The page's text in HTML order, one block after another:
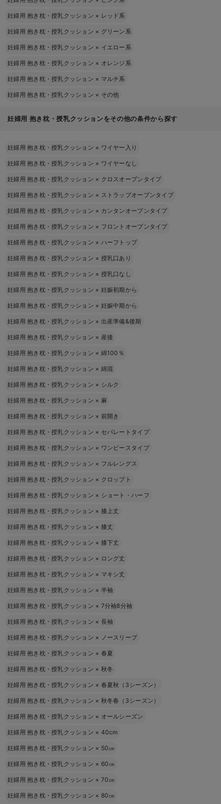
妊婦用 抱き枕・授乳クッション × レッド系
妊婦用 抱き枕・授乳クッション × グリーン系
妊婦用 抱き枕・授乳クッション × イエロー系
妊婦用 抱き枕・授乳クッション × オレンジ系
妊婦用 抱き枕・授乳クッション × マルチ系
妊婦用 抱き枕・授乳クッション × その他
妊婦用 抱き枕・授乳クッションをその他の条件から探す
妊婦用 抱き枕・授乳クッション × ワイヤー入り
妊婦用 抱き枕・授乳クッション × ワイヤーなし
妊婦用 抱き枕・授乳クッション × クロスオープンタイプ
妊婦用 抱き枕・授乳クッション × ストラップオープンタイプ
妊婦用 抱き枕・授乳クッション × カンタンオープンタイプ
妊婦用 抱き枕・授乳クッション × フロントオープンタイプ
妊婦用 抱き枕・授乳クッション × ハーフトップ
妊婦用 抱き枕・授乳クッション × 授乳口あり
妊婦用 抱き枕・授乳クッション × 授乳口なし
妊婦用 抱き枕・授乳クッション × 妊娠初期から
妊婦用 抱き枕・授乳クッション × 妊娠中期から
妊婦用 抱き枕・授乳クッション × 出産準備&後期
妊婦用 抱き枕・授乳クッション × 産後
妊婦用 抱き枕・授乳クッション × 綿100％
妊婦用 抱き枕・授乳クッション × 綿混
妊婦用 抱き枕・授乳クッション × シルク
妊婦用 抱き枕・授乳クッション × 麻
妊婦用 抱き枕・授乳クッション × 前開き
妊婦用 抱き枕・授乳クッション × セパレートタイプ
妊婦用 抱き枕・授乳クッション × ワンピースタイプ
妊婦用 抱き枕・授乳クッション × フルレングス
妊婦用 抱き枕・授乳クッション × クロップト
妊婦用 抱き枕・授乳クッション × ショート・ハーフ
妊婦用 抱き枕・授乳クッション × 膝上丈
妊婦用 抱き枕・授乳クッション × 膝丈
妊婦用 抱き枕・授乳クッション × 膝下丈
妊婦用 抱き枕・授乳クッション × ロング丈
妊婦用 抱き枕・授乳クッション × マキシ丈
妊婦用 抱き枕・授乳クッション × 半袖
妊婦用 抱き枕・授乳クッション × 7分袖8分袖
妊婦用 抱き枕・授乳クッション × 長袖
妊婦用 抱き枕・授乳クッション × ノースリーブ
妊婦用 抱き枕・授乳クッション × 春夏
妊婦用 抱き枕・授乳クッション × 秋冬
妊婦用 抱き枕・授乳クッション × 春夏秋（3シーズン）
妊婦用 抱き枕・授乳クッション × 秋冬春（3シーズン）
妊婦用 抱き枕・授乳クッション × オールシーズン
妊婦用 抱き枕・授乳クッション × 40cm
妊婦用 抱き枕・授乳クッション × 50㎝
妊婦用 抱き枕・授乳クッション × 60㎝
妊婦用 抱き枕・授乳クッション × 70㎝
妊婦用 抱き枕・授乳クッション × 80㎝